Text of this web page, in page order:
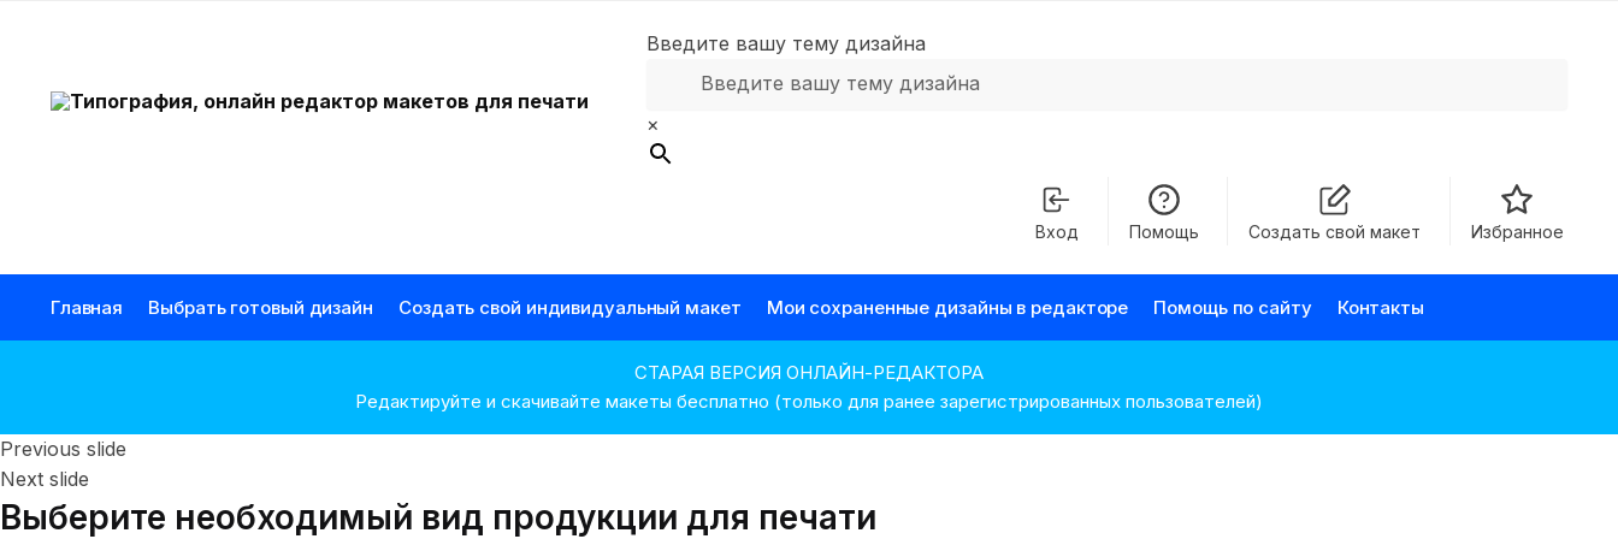
Введите вашу тему дизайна
×
Вход Помощь Создать свой макет Избранное
Главная Выбрать готовый дизайн Создать свой индивидуальный макет Мои сохраненные дизайны в редакторе Помощь по сайту Контакты
СТАРАЯ ВЕРСИЯ ОНЛАЙН-РЕДАКТОРА
Редактируйте и скачивайте макеты бесплатно (только для ранее зарегистрированных пользователей)
Previous slide
Next slide
ВЫБЕРИТЕ
ГОТОВЫЙ ШАБЛОН
СОЗДАВАЙТЕ
МАКЕТЫ
МОИ СОХРАНЕННЫЕ
ДИЗАЙНЫ
Выберите необходимый вид продукции для печати